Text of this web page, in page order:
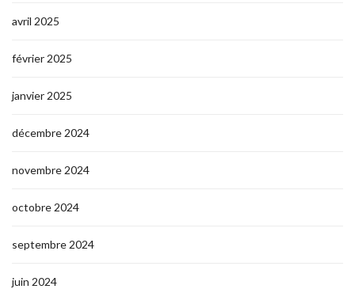
avril 2025
février 2025
janvier 2025
décembre 2024
novembre 2024
octobre 2024
septembre 2024
juin 2024